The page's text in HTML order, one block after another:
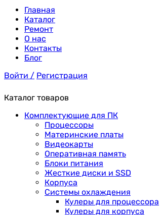
Главная
Каталог
Ремонт
О нас
Контакты
Блог
Войти / Регистрация
Каталог товаров
Комплектующие для ПК
Процессоры
Материнские платы
Видеокарты
Оперативная память
Блоки питания
Жесткие диски и SSD
Корпуса
Системы охлаждения
Кулеры для процессора
Кулеры для корпуса